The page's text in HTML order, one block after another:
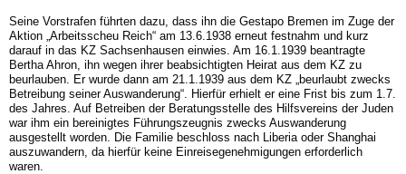
Seine Vorstrafen führten dazu, dass ihn die Gestapo Bremen im Zuge der
Aktion „Ar­beitsscheu Reich“ am 13.6.1938 erneut festnahm und kurz
darauf in das KZ Sachsenhau­sen einwies. Am 16.1.1939 beantragte
Bertha Ahron, ihn wegen ihrer beabsichtigten Heirat aus dem KZ zu
beurlauben. Er wurde dann am 21.1.1939 aus dem KZ „beurlaubt zwecks
Betreibung seiner Auswanderung“. Hierfür erhielt er eine Frist bis zum 1.7.
des Jahres. Auf Betreiben der Beratungsstelle des Hilfsvereins der Juden
war ihm ein be­reinigtes Führungszeugnis zwecks Auswanderung
ausgestellt worden. Die Familie be­schloss nach Liberia oder Shanghai
auszuwandern, da hierfür keine Einreisegenehmi­gungen erforderlich
waren.